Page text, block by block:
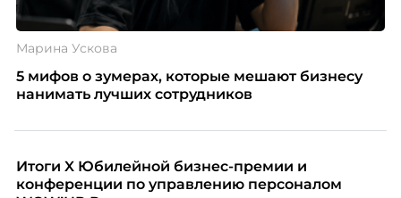
Марина Ускова
5 мифов о зумерах, которые мешают бизнесу
нанимать лучших сотрудников
Итоги X Юбилейной бизнес-премии и
конференции по управлению персоналом